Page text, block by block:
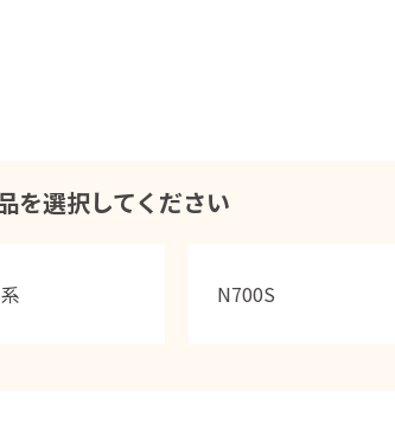
を選択してください
N700S